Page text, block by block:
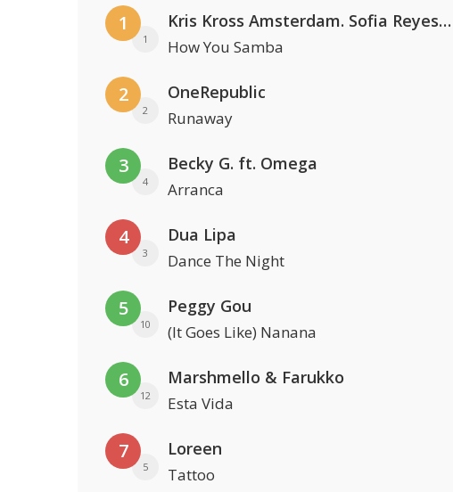
1
1
Kris Kross Amsterdam. Sofia Reyes & Tinie Tempah
How You Samba
2
2
OneRepublic
Runaway
3
4
Becky G. ft. Omega
Arranca
4
3
Dua Lipa
Dance The Night
5
10
Peggy Gou
(It Goes Like) Nanana
6
12
Marshmello & Farukko
Esta Vida
7
5
Loreen
Tattoo